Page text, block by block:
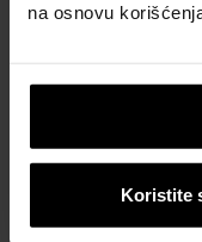
na osnovu
Koristite
Katalozi,
tehnička